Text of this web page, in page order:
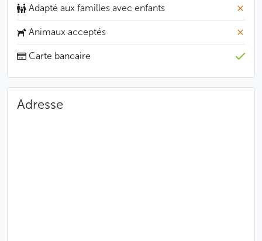
Adapté aux familles avec enfants
Animaux acceptés
Carte bancaire
Adresse